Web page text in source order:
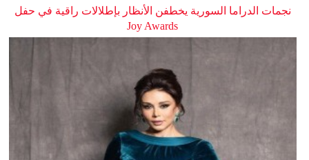
نجمات الدراما السورية يخطفن الأنظار بإطلالات راقية في حفل
Joy Awards